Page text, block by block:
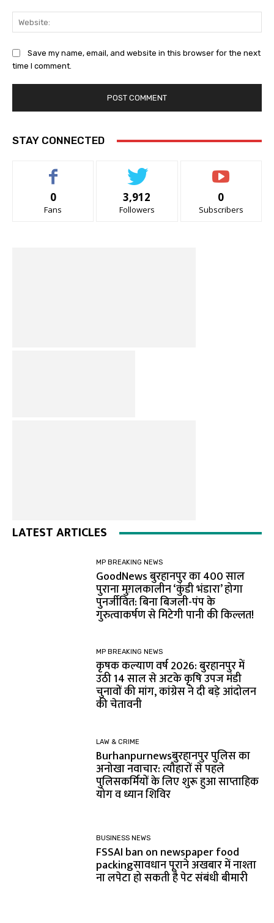
Save my name, email, and website in this browser for the next
time I comment.
STAY CONNECTED
0
Fans
3,912
Followers
0
Subscribers
LATEST ARTICLES
MP BREAKING NEWS
GoodNews बुरहानपुर का 400 साल
पुराना मुग़लकालीन ‘कुंडी भंडारा’ होगा
पुनर्जीवित: बिना बिजली-पंप के
गुरुत्वाकर्षण से मिटेगी पानी की किल्लत!
MP BREAKING NEWS
कृषक कल्याण वर्ष 2026: बुरहानपुर में
उठी 14 साल से अटके कृषि उपज मंडी
चुनावों की मांग, कांग्रेस ने दी बड़े आंदोलन
की चेतावनी
LAW & CRIME
Burhanpurnewsबुरहानपुर पुलिस का
अनोखा नवाचार: त्यौहारों से पहले
पुलिसकर्मियों के लिए शुरू हुआ साप्ताहिक
योग व ध्यान शिविर
BUSINESS NEWS
FSSAI ban on newspaper food
packingसावधान पूराने अखबार में नाश्ता
ना लपेटा हो सकती है पेट संबंधी बीमारी